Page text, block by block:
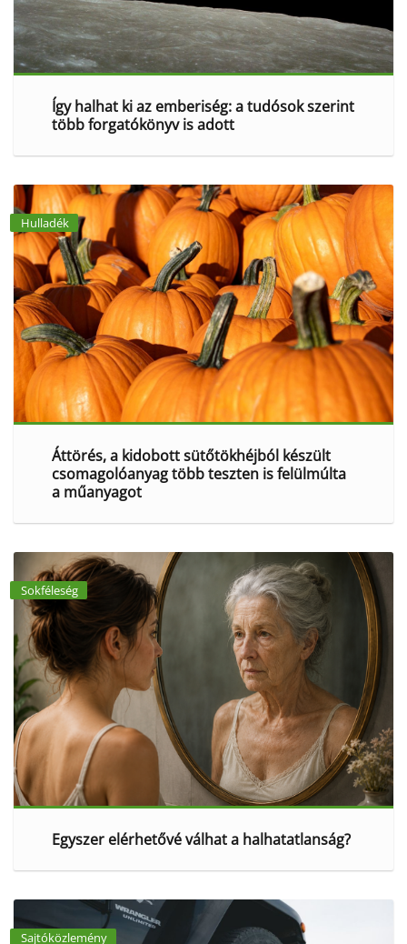
Így halhat ki az emberiség: a tudósok szerint
több forgatókönyv is adott
Hulladék
Áttörés, a kidobott sütőtökhéjból készült
csomagolóanyag több teszten is felülmúlta
a műanyagot
Sokféleség
Egyszer elérhetővé válhat a halhatatlanság?
Sajtóközlemény